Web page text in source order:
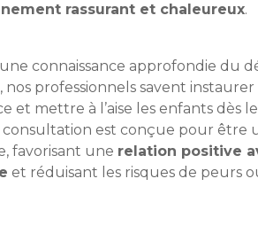
rassurant et chaleureux.
une connaissance approfondie du
nos professionnels savent
et mettre à l’aise les enfants dès
consultation est conçue pour être
favorisant une relation positive
et réduisant les risques de peurs